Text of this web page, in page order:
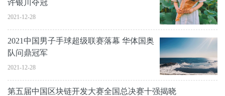
许银川夺冠
2021-12-28
2021中国男子手球超级联赛落幕 华体国奥
队问鼎冠军
2021-12-28
第五届中国区块链开发大赛全国总决赛十强揭晓